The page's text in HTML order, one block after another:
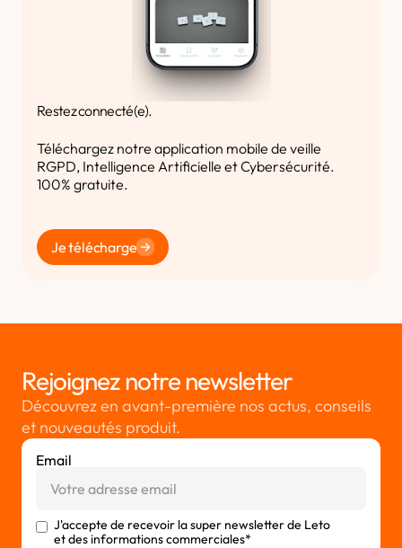
Restez connecté(e).
Téléchargez notre application mobile de veille
RGPD, Intelligence Artificielle et Cybersécurité.
100% gratuite.
Je télécharge
Rejoignez notre newsletter
Découvrez en avant-première nos actus, conseils
et nouveautés produit.
Email
J'accepte de recevoir la super newsletter de Leto
et des informations commerciales*